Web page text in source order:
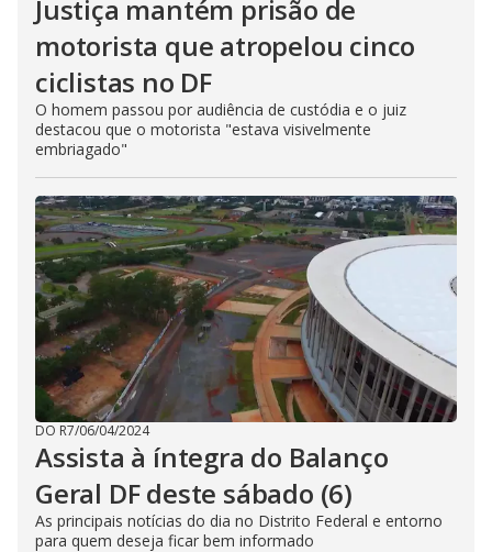
Justiça mantém prisão de
motorista que atropelou cinco
ciclistas no DF
O homem passou por audiência de custódia e o juiz
destacou que o motorista "estava visivelmente
embriagado"
DO R7/06/04/2024
Assista à íntegra do Balanço
Geral DF deste sábado (6)
As principais notícias do dia no Distrito Federal e entorno
para quem deseja ficar bem informado